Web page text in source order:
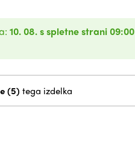
10. 08. s spletne strani 09:00
Druge različice (5) tega izdelka